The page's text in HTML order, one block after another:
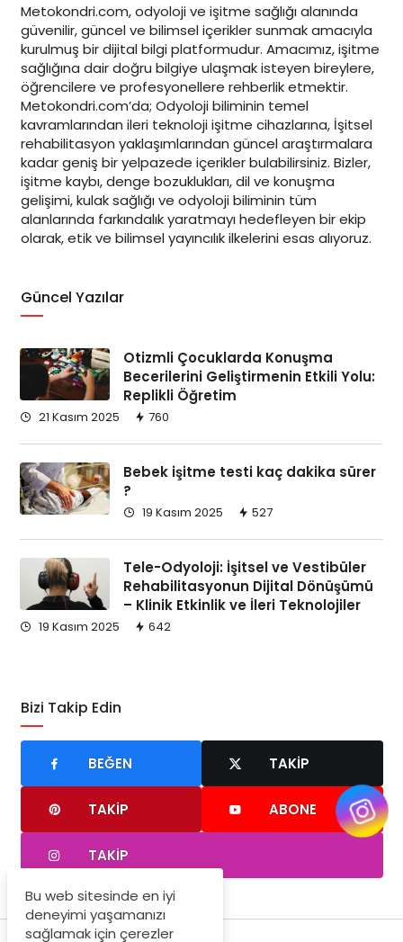
Metokondri.com, odyoloji ve işitme sağlığı alanında
güvenilir, güncel ve bilimsel içerikler sunmak amacıyla
kurulmuş bir dijital bilgi platformudur. Amacımız, işitme
sağlığına dair doğru bilgiye ulaşmak isteyen bireylere,
öğrencilere ve profesyonellere rehberlik etmektir.
Metokondri.com’da; Odyoloji biliminin temel
kavramlarından ileri teknoloji işitme cihazlarına, İşitsel
rehabilitasyon yaklaşımlarından güncel araştırmalara
kadar geniş bir yelpazede içerikler bulabilirsiniz. Bizler,
işitme kaybı, denge bozuklukları, dil ve konuşma
gelişimi, kulak sağlığı ve odyoloji biliminin tüm
alanlarında farkındalık yaratmayı hedefleyen bir ekip
olarak, etik ve bilimsel yayıncılık ilkelerini esas alıyoruz.
Güncel Yazılar
Otizmli Çocuklarda Konuşma
Becerilerini Geliştirmenin Etkili Yolu:
Replikli Öğretim
21 Kasım 2025 760
Bebek işitme testi kaç dakika sürer
?
19 Kasım 2025 527
Tele-Odyoloji: İşitsel ve Vestibüler
Rehabilitasyonun Dijital Dönüşümü
– Klinik Etkinlik ve İleri Teknolojiler
19 Kasım 2025 642
Bizi Takip Edin
BEĞEN TAKIP
TAKIP ABONE
TAKIP
Bu web sitesinde en iyi
deneyimi yaşamanızı
sağlamak için çerezler